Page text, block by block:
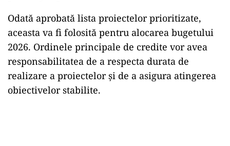
Odată aprobată lista proiectelor prioritizate,
aceasta va fi folosită pentru alocarea bugetului
2026. Ordinele principale de credite vor avea
responsabilitatea de a respecta durata de
realizare a proiectelor și de a asigura atingerea
obiectivelor stabilite.